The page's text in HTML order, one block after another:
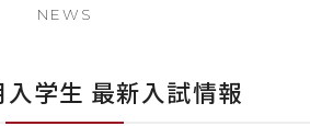
NEWS
学生 最新入試情報